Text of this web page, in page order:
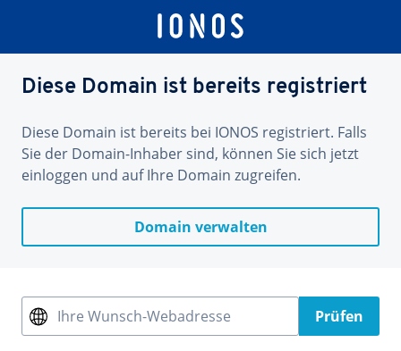
Diese Domain ist bereits registriert
Diese Domain ist bereits bei IONOS registriert. Falls
Sie der Domain-Inhaber sind, können Sie sich jetzt
einloggen und auf Ihre Domain zugreifen.
Domain verwalten
Ihre Wunsch-Webadresse Prüfen